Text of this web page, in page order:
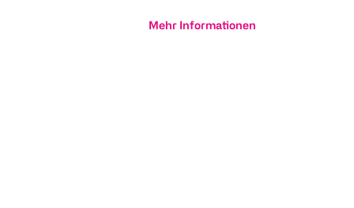
Mehr Informationen